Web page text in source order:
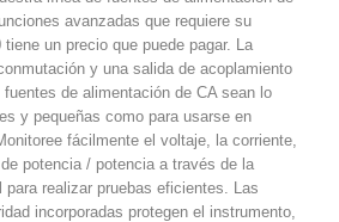
avanzadas que requiere su
un precio que puede pagar. La
y una salida de acoplamiento
de alimentación de CA sean lo
y pequeñas como para usarse en
fácilmente el voltaje, la corriente,
potencia / potencia a través de la
para realizar pruebas eficientes. Las
incorporadas protegen el instrumento,